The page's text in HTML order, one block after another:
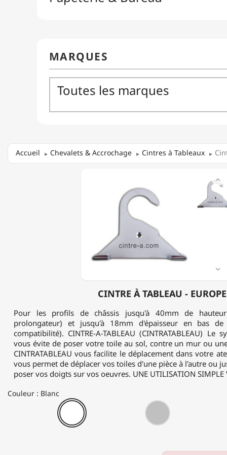
Accueil Chevalets & Accrochage Cintres à Tableaux
CINTRE À TABLEAU - EUROPE


Pour les profils de châssis jusqu'à 40mm de
prolongateur) et jusqu'à 18mm d'épaisseur en bas
compatibilité). CINTRE-A-TABLEAU (CINTRATABLEAU) Le
vous évite de poser votre toile au sol, contre un mur ou
CINTRATABLEAU vous facilite le déplacement dans votre
vous permet de déplacer vos toiles d'une pièce à l'autre ou
poser vos doigts sur vos oeuvres. UNE UTILISATION SIMPLE
Couleur : Blanc
Blanc